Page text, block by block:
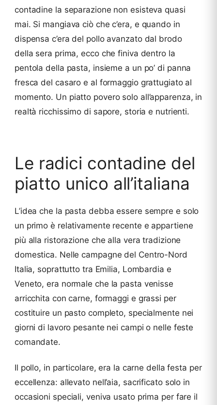
contadine la separazione non esisteva quasi
mai. Si mangiava ciò che c’era, e quando in
dispensa c’era del pollo avanzato dal brodo
della sera prima, ecco che finiva dentro la
pentola della pasta, insieme a un po’ di panna
fresca del casaro e al formaggio grattugiato al
momento. Un piatto povero solo all’apparenza, in
realtà ricchissimo di sapore, storia e nutrienti.
Le radici contadine del
piatto unico all’italiana
L’idea che la pasta debba essere sempre e solo
un primo è relativamente recente e appartiene
più alla ristorazione che alla vera tradizione
domestica. Nelle campagne del Centro-Nord
Italia, soprattutto tra Emilia, Lombardia e
Veneto, era normale che la pasta venisse
arricchita con carne, formaggi e grassi per
costituire un pasto completo, specialmente nei
giorni di lavoro pesante nei campi o nelle feste
comandate.
Il pollo, in particolare, era la carne della festa per
eccellenza: allevato nell’aia, sacrificato solo in
occasioni speciali, veniva usato prima per fare il